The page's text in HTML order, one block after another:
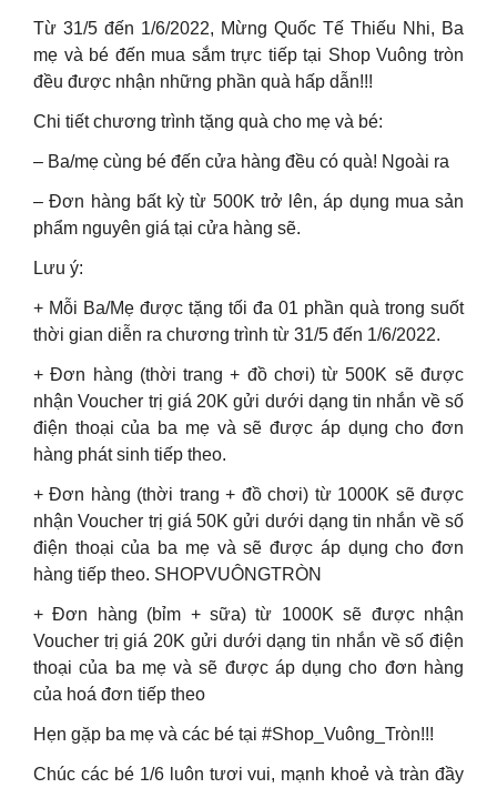
Từ 31/5 đến 1/6/2022, Mừng Quốc Tế Thiếu Nhi, Ba
mẹ và bé đến mua sắm trực tiếp tại Shop Vuông tròn
đều được nhận những phần quà hấp dẫn!!!
Chi tiết chương trình tặng quà cho mẹ và bé:
– Ba/mẹ cùng bé đến cửa hàng đều có quà! Ngoài ra
– Đơn hàng bất kỳ từ 500K trở lên, áp dụng mua sản
phẩm nguyên giá tại cửa hàng sẽ.
Lưu ý:
+ Mỗi Ba/Mẹ được tặng tối đa 01 phần quà trong suốt
thời gian diễn ra chương trình từ 31/5 đến 1/6/2022.
+ Đơn hàng (thời trang + đồ chơi) từ 500K sẽ được
nhận Voucher trị giá 20K gửi dưới dạng tin nhắn về số
điện thoại của ba mẹ và sẽ được áp dụng cho đơn
hàng phát sinh tiếp theo.
+ Đơn hàng (thời trang + đồ chơi) từ 1000K sẽ được
nhận Voucher trị giá 50K gửi dưới dạng tin nhắn về số
điện thoại của ba mẹ và sẽ được áp dụng cho đơn
hàng tiếp theo. SHOPVUÔNGTRÒN
+ Đơn hàng (bỉm + sữa) từ 1000K sẽ được nhận
Voucher trị giá 20K gửi dưới dạng tin nhắn về số điện
thoại của ba mẹ và sẽ được áp dụng cho đơn hàng
của hoá đơn tiếp theo
Hẹn gặp ba mẹ và các bé tại #Shop_Vuông_Tròn!!!
Chúc các bé 1/6 luôn tươi vui, mạnh khoẻ và tràn đầy